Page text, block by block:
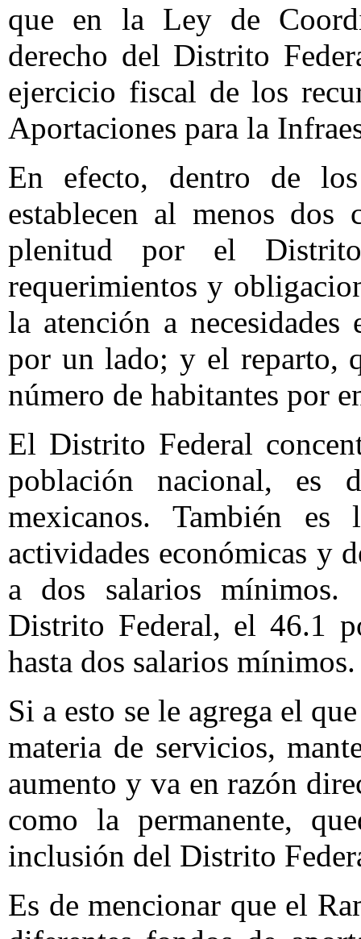
que en la Ley de
derecho del Distrito
ejercicio fiscal de los
Aportaciones para la
En efecto, dentro de
establecen al menos dos
plenitud por el
requerimientos y
la atención a
por un lado; y el reparto,
número de habitantes por
El Distrito Federal
población nacional, es
mexicanos. También
actividades económicas y
a dos salarios mínimos.
Distrito Federal, el 46.1
hasta dos salarios mínimos.
Si a esto se le agrega el
materia de servicios,
aumento y va en razón
como la permanente,
inclusión del Distrito
Es de mencionar que el